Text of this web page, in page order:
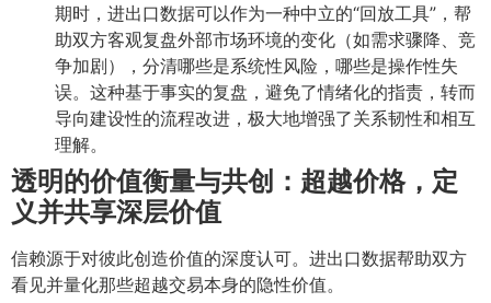
期时，进出口数据可以作为一种中立的“回放工具”，帮
助双方客观复盘外部市场环境的变化（如需求骤降、竞
争加剧），分清哪些是系统性风险，哪些是操作性失
误。这种基于事实的复盘，避免了情绪化的指责，转而
导向建设性的流程改进，极大地增强了关系韧性和相互
理解。
透明的价值衡量与共创：超越价格，定
义并共享深层价值
信赖源于对彼此创造价值的深度认可。进出口数据帮助双方
看见并量化那些超越交易本身的隐性价值。